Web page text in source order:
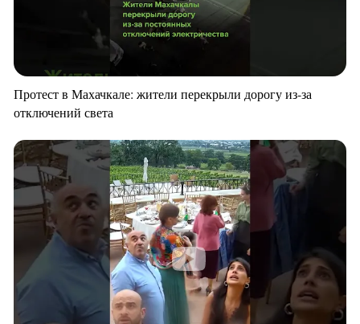
Протест в Махачкале: жители перекрыли дорогу из-за
отключений света